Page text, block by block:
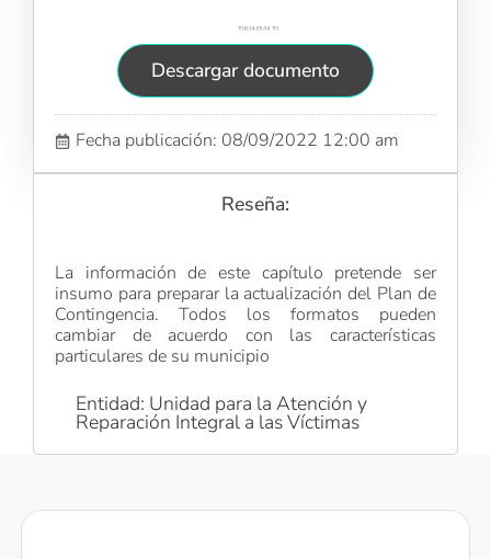
Descargar documento
Fecha publicación: 08/09/2022 12:00 am
Reseña:
La información de este capítulo pretende ser
insumo para preparar la actualización del Plan de
Contingencia. Todos los formatos pueden
cambiar de acuerdo con las características
particulares de su municipio
Entidad: Unidad para la Atención y
Reparación Integral a las Víctimas